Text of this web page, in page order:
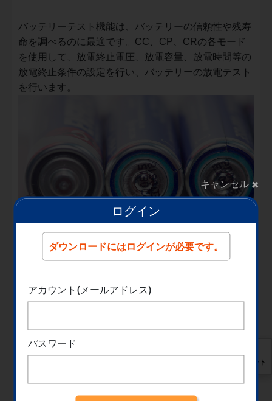
キャンセル ×
ログイン
ダウンロードにはログインが必要です。
アカウント(メールアドレス)
パスワード
バッテリーテスト機能は、バッテリーの信頼性や残寿
命を調べるのに最適です。CC、CP、CRの各モード
を使用して、放電終止電圧、放電容量、放電時間等の
放電終止条件の設定を行い、バッテリーの放電テスト
を行います。
価格･仕様
SDL1020X
サポート